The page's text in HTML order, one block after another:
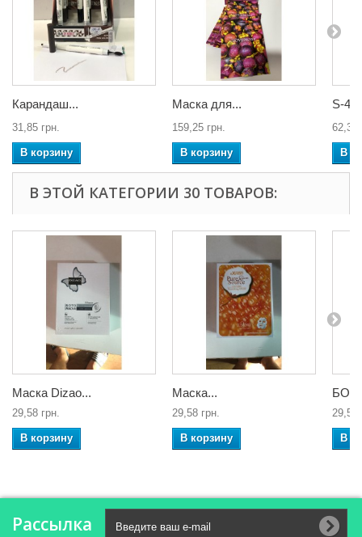
Карандаш...
31,85 грн.
В корзину
Маска для...
159,25 грн.
В корзину
S-4
62,34
В
В ЭТОЙ КАТЕГОРИИ 30 ТОВАРОВ:
Маска Dizao...
29,58 грн.
В корзину
Маска...
29,58 грн.
В корзину
29,58
В
Рассылка